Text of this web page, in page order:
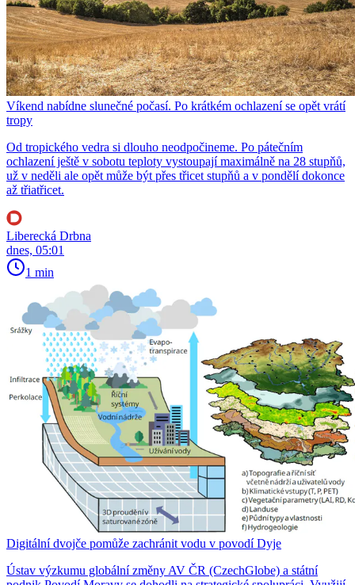
Víkend nabídne slunečné počasí. Po krátkém ochlazení se opět vrátí
tropy
Od tropického vedra si dlouho neodpočineme. Po pátečním
ochlazení ještě v sobotu teploty vystoupají maximálně na 28 stupňů,
už v neděli ale opět může být přes třicet stupňů a v pondělí dokonce
až třiatřicet.
Liberecká Drbna
dnes, 05:01
1 min
Digitální dvojče pomůže zachránit vodu v povodí Dyje
Ústav výzkumu globální změny AV ČR (CzechGlobe) a státní